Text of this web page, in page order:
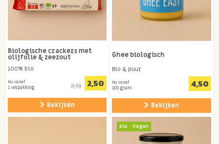
Biologische crackers met
olijfolie & zeezout
100% bio
Nu vanaf
1 verpakking 3,19 2,50
Bekijken
Ghee biologisch
Bio & puur
Nu vanaf
100 gram 4,50
Bekijken
Bio Vegan